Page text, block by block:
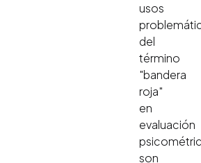
usos
del
término
"bandera
roja"
en
evaluación
son